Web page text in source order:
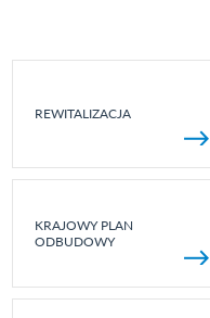
REWITALIZACJA
KRAJOWY PLAN
ODBUDOWY